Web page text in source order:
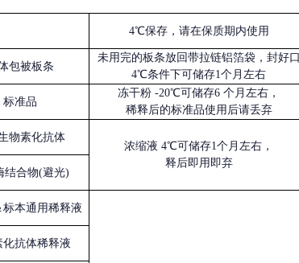
4℃保存，请在保质期内使用
包被板条
未用完的板条放回带拉链铝箔袋，封好口
4℃条件下可储存1个月左右
标准品
冻干粉 -20℃可储存6 个月左右，
稀释后的标准品使用后请丢弃
物素化抗体
浓缩液 4℃可储存1个月左右，
释后即用即弃
结合物(避光)
标本通用稀释液
化抗体稀释液